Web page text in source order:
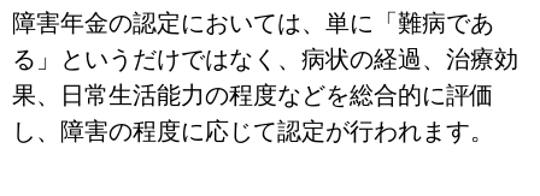
障害年金の認定においては、単に「難病であ
る」というだけではなく、病状の経過、治療効
果、日常生活能力の程度などを総合的に評価
し、障害の程度に応じて認定が行われます。